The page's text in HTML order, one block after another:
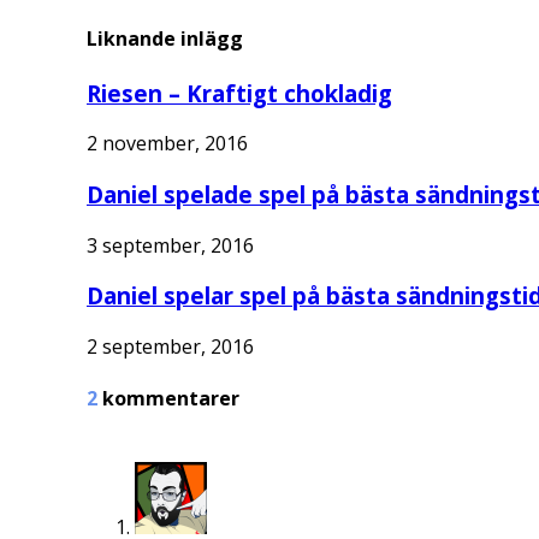
Liknande inlägg
Riesen – Kraftigt chokladig
2 november, 2016
Daniel spelade spel på bästa
3 september, 2016
Daniel spelar spel på bästa
2 september, 2016
2 kommentarer